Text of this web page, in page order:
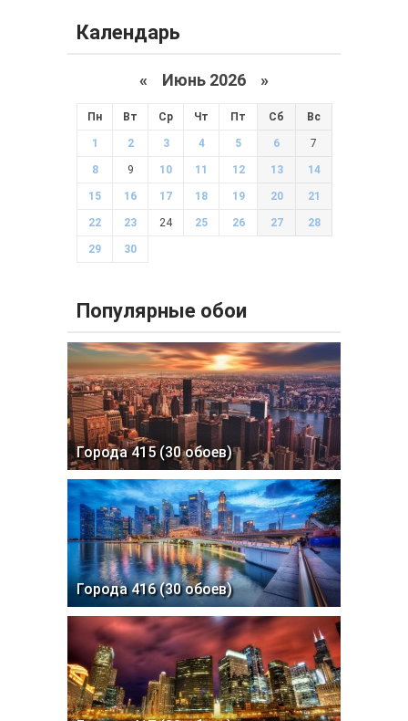
Календарь
« Июнь 2026 »
Пн Вт Ср Чт Пт Сб Вс
1 2 3 4 5 6 7
8 9 10 11 12 13 14
15 16 17 18 19 20 21
22 23 24 25 26 27 28
29 30
Популярные обои
Города 415 (30 обоев)
Города 416 (30 обоев)